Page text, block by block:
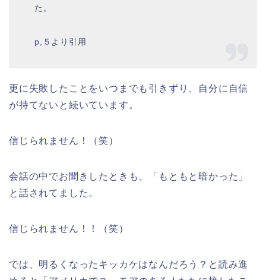
た。
p,５より引用
更に失敗したことをいつまでも引きずり、自分に自信
が持てないと続いています。
信じられません！（笑）
会話の中でお聞きしたときも、「もともと暗かった」
と話されてました。
信じられません！！（笑）
では、明るくなったキッカケはなんだろう？と読み進